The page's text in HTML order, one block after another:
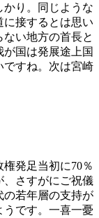
かり。同じような
接するとは思い
い地方の首長と
国は発展途上国
ですね。次は宮崎
発足当初に70％
、さすがにご祝儀
の若年層の支持が
うです。一喜一憂